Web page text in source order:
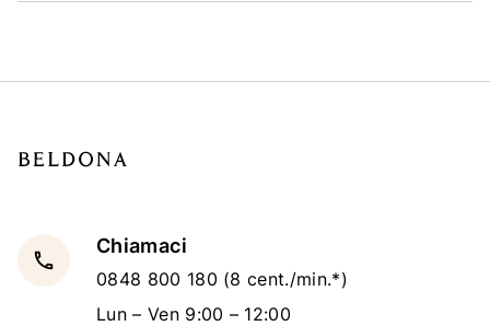
local_phone
Chiamaci
0848 800 180 (8 cent./min.*)
Lun – Ven 9:00 – 12:00